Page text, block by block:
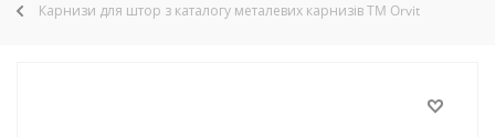
Карнизи для штор з каталогу металевих карнизів TM Orvit